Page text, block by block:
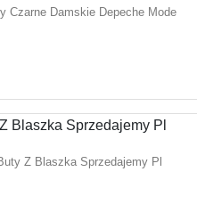
Czarne Damskie Depeche Mode
Z Blaszka Sprzedajemy Pl